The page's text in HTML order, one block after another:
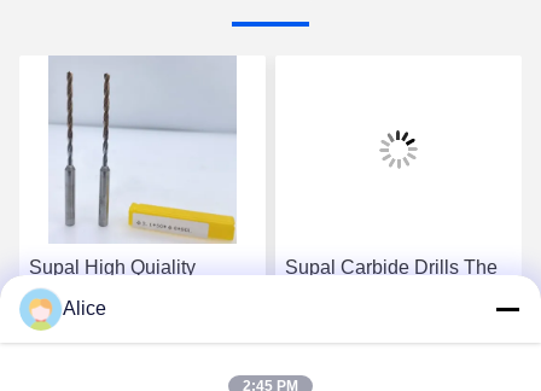
Supal High Quiality
Innovative Carbide Drills
For Superior Drilling
Supal Carbide Drills The
Drilling Tools
Alice
2:45 PM